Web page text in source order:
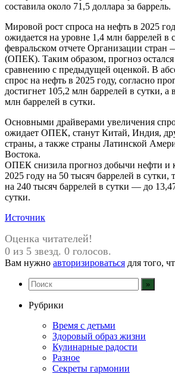
составила около 71,5 доллара за баррель.
Мировой рост спроса на нефть в 2025
ожидается на уровне 1,4 млн баррелей в
февральском отчете Организации стран
(ОПЕК). Таким образом, прогноз
сравнению с предыдущей оценкой. В
спрос на нефть в 2025 году, согласно
достигнет 105,2 млн баррелей в сутки,
млн баррелей в сутки.
Основными драйверами увеличения
ожидает ОПЕК, станут Китай, Индия,
страны, а также страны Латинской
Востока.
ОПЕК снизила прогноз добычи нефти и
2025 году на 50 тысяч баррелей в сутки,
на 240 тысяч баррелей в сутки — до
сутки.
Источник
Оценка читателей!
0 из 5 звезд. 0 голосов.
Вам нужно авторизироваться для того,
Рубрики
Время с детьми
Здоровый образ жизни
Кулинарные радости
Разное
Секреты гармонии